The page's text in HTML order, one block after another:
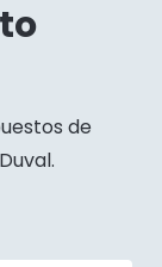
de